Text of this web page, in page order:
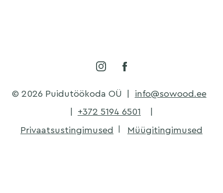
© 2026 Puidutöökoda OÜ
info@sowood.ee
+372 5194 6501
Privaatsustingimused
Müügitingimused